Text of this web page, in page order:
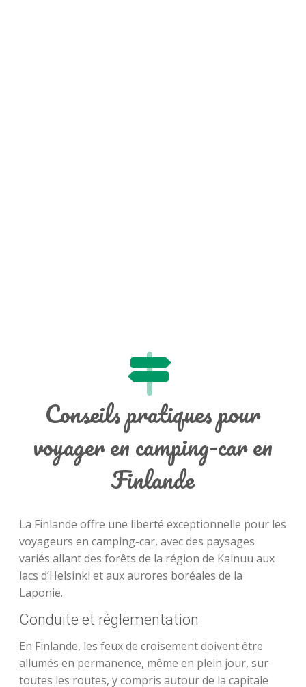
Conseils pratiques pour
voyager en camping-car en
Finlande
La Finlande offre une liberté exceptionnelle pour les
voyageurs en camping-car, avec des paysages
variés allant des forêts de la région de Kainuu aux
lacs d’Helsinki et aux aurores boréales de la
Laponie.
Conduite et réglementation
En Finlande, les feux de croisement doivent être
allumés en permanence, même en plein jour, sur
toutes les routes, y compris autour de la capitale